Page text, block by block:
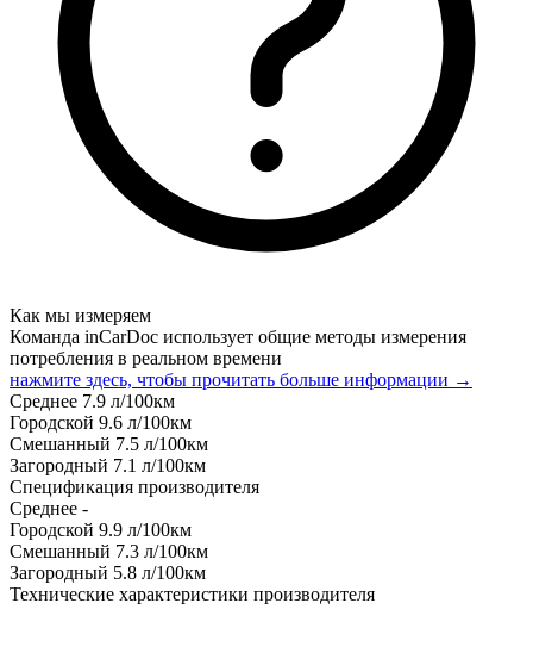
Как мы измеряем
Команда inCarDoc использует общие методы измерения
потребления в реальном времени
нажмите здесь, чтобы прочитать больше информации →
Среднее 7.9 л/100км
Городской 9.6 л/100км
Смешанный 7.5 л/100км
Загородный 7.1 л/100км
Спецификация производителя
Среднее -
Городской 9.9 л/100км
Смешанный 7.3 л/100км
Загородный 5.8 л/100км
Технические характеристики производителя